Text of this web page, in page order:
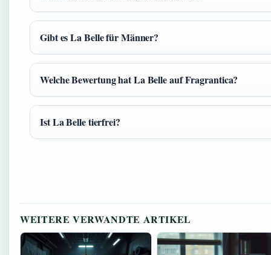
Gibt es La Belle für Männer?
Welche Bewertung hat La Belle auf Fragrantica?
Ist La Belle tierfrei?
WEITERE VERWANDTE ARTIKEL